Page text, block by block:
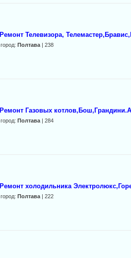
Ремонт Телевизора,
город: Полтава| 238
Ремонт Газовых
город: Полтава| 284
Ремонт холодильника
город: Полтава| 222